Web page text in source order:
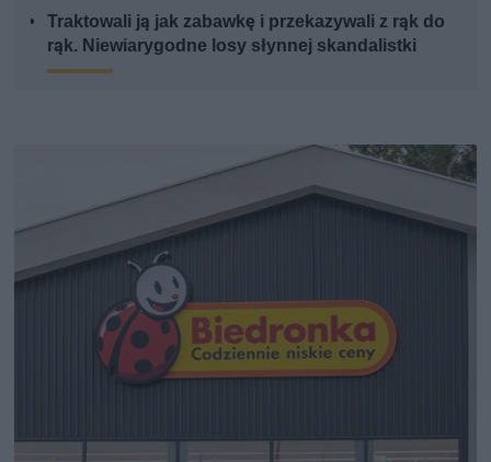
Traktowali ją jak zabawkę i przekazywali z rąk do
rąk. Niewiarygodne losy słynnej skandalistki